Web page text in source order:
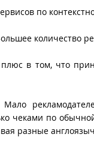
по
количество
в том, что
чеками по
разные